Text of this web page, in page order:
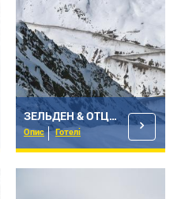
ЗЕЛЬДЕН & ОТЦТАЛЬ
Опис Готелі